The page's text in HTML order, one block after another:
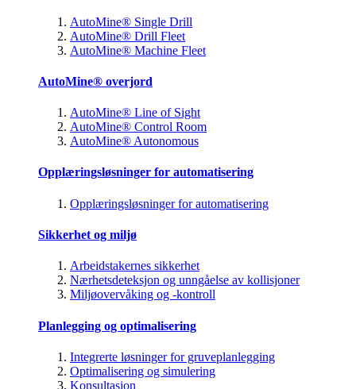
AutoMine® Single Drill
AutoMine® Drill Fleet
AutoMine® Machine Fleet
AutoMine® overjord
AutoMine® Line of Sight
AutoMine® Control Room
AutoMine® Autonomous
Opplæringsløsninger for automatisering
Opplæringsløsninger for automatisering
Sikkerhet og miljø
Arbeidstakernes sikkerhet
Nærhetsdeteksjon og unngåelse av kollisjoner
Miljøovervåking og -kontroll
Planlegging og optimalisering
Integrerte løsninger for gruveplanlegging
Optimalisering og simulering
Konsultasjon